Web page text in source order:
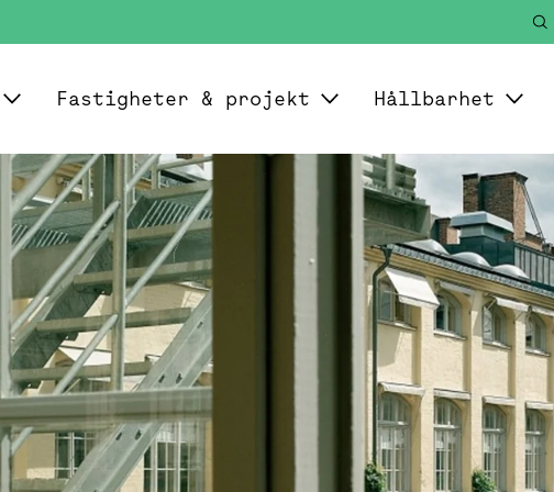
Fastigheter & projekt Hållbarhet